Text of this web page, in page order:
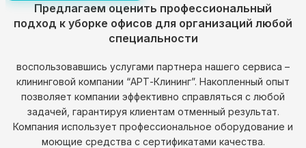
Предлагаем оценить профессиональный
подход к уборке офисов для организаций любой
специальности
воспользовавшись услугами партнера нашего сервиса –
клининговой компании “АРТ-Клининг”. Накопленный опыт
позволяет компании эффективно справляться с любой
задачей, гарантируя клиентам отменный результат.
Компания использует профессиональное оборудование и
моющие средства с сертификатами качества.